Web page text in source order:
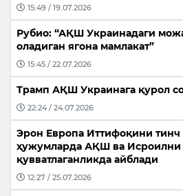
15:49 / 19.07.2026
Рубио: “АҚШ Украинадаги
оладиган ягона мамлакат”
15:45 / 22.07.2026
Трамп АҚШ Украинага қурол
22:24 / 24.07.2026
Эрон Европа Иттифоқини тинч
ҳужумларда АҚШ ва Исроилни
қувватлаганликда айблади
12:27 / 25.07.2026